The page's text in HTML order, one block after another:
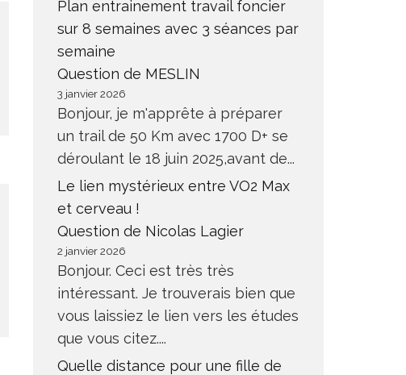
Plan entrainement travail foncier
sur 8 semaines avec 3 séances par
semaine
Question de MESLIN
3 janvier 2026
Bonjour, je m'apprête à préparer
un trail de 50 Km avec 1700 D+ se
déroulant le 18 juin 2025,avant de...
Le lien mystérieux entre VO2 Max
et cerveau !
Question de Nicolas Lagier
2 janvier 2026
Bonjour. Ceci est très très
intéressant. Je trouverais bien que
vous laissiez le lien vers les études
que vous citez....
Quelle distance pour une fille de